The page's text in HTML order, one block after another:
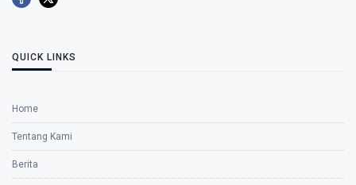
QUICK LINKS
Home
Tentang Kami
Berita